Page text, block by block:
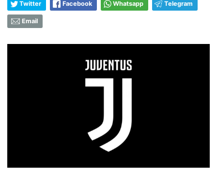
Twitter Facebook Whatsapp Telegram
Email